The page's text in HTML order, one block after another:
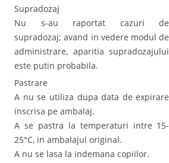
Supradozaj
Nu s-au raportat cazuri de
supradozaj; avand in vedere modul de
administrare, aparitia supradozajului
este putin probabila.
Pastrare
A nu se utiliza dupa data de expirare
inscrisa pe ambalaj.
A se pastra la temperaturi intre 15-
25°C, in ambalajul original.
A nu se lasa la indemana copiilor.